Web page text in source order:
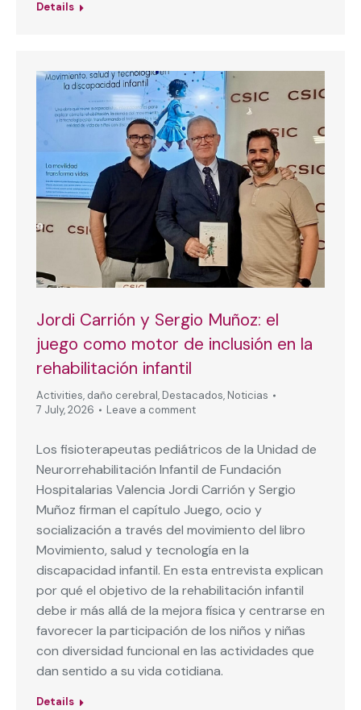
Details
Jordi Carrión y Sergio Muñoz: el
juego como motor de inclusión en la
rehabilitación infantil
Activities, daño cerebral, Destacados, Noticias
7 July, 2026
Leave a comment
Los fisioterapeutas pediátricos de la Unidad de
Neurorrehabilitación Infantil de Fundación
Hospitalarias Valencia Jordi Carrión y Sergio
Muñoz firman el capítulo Juego, ocio y
socialización a través del movimiento del libro
Movimiento, salud y tecnología en la
discapacidad infantil. En esta entrevista explican
por qué el objetivo de la rehabilitación infantil
debe ir más allá de la mejora física y centrarse en
favorecer la participación de los niños y niñas
con diversidad funcional en las actividades que
dan sentido a su vida cotidiana.
Details